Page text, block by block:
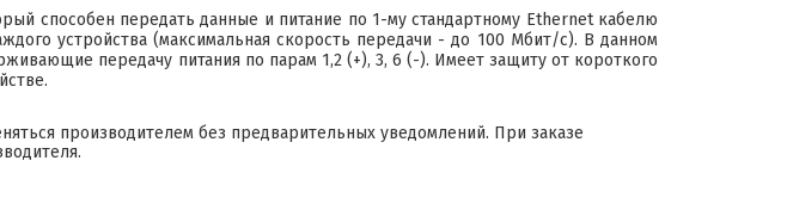
способен передать данные и питание по 1-му стандартному Ethernet кабелю
устройства (максимальная скорость передачи - до 100 Мбит/с). В данном
передачу питания по парам 1,2 (+), 3, 6 (-). Имеет защиту от короткого
производителем без предварительных уведомлений. При заказе